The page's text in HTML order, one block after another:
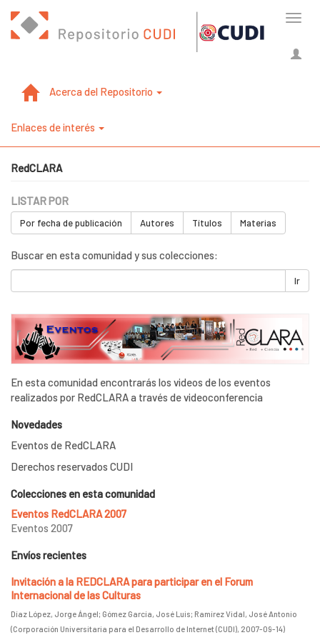
Acerca del Repositorio
Enlaces de interés
RedCLARA
LISTAR POR
Por fecha de publicación Autores Títulos Materias
Buscar en esta comunidad y sus colecciones:
Ir
En esta comunidad encontrarás los videos de los eventos
realizados por RedCLARA a través de videoconferencia
Novedades
Eventos de RedCLARA
Derechos reservados CUDI
Colecciones en esta comunidad
Eventos RedCLARA 2007
Eventos 2007
Envíos recientes
Invitación a la REDCLARA para participar en el Forum
Internacional de las Culturas
Díaz López, Jorge Ángel; Gómez García, José Luis; Ramírez Vidal, José Antonio
(Corporación Universitaria para el Desarrollo de Internet (CUDI), 2007-09-14)